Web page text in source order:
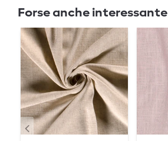
Forse anche interessante